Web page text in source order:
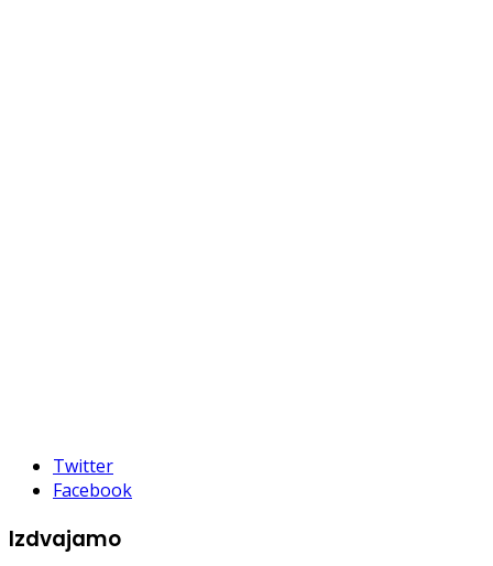
Twitter
Facebook
Izdvajamo